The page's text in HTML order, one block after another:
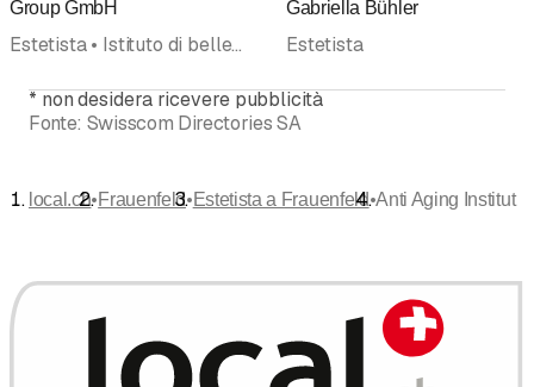
Group GmbH
Estetista • Istituto di bellezza • Dimagrimento, centro • Dietetica, consulenza • Cosmetici
Gabriella Bühler
Estetista
* non desidera ricevere pubblicità
Fonte: Swisscom Directories SA
local.ch•Frauenfeld•Estetista a Frauenfeld•Anti Aging Institut